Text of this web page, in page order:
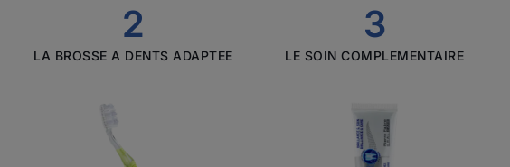
2
ELGYDIUM
dents
LA BROSSE A DENTS ADAPTEE
3
ELGYDIUM
Soin
dentifrice
LE SOIN COMPLEMENTAIRE